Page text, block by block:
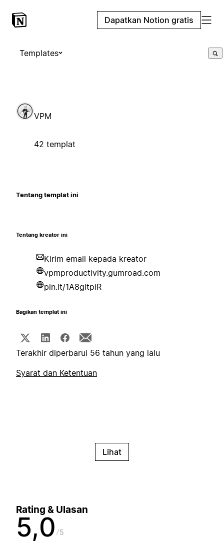
Dapatkan Notion gratis
Templates
VPM
42 templat
Tentang templat ini
Tentang kreator ini
Kirim email kepada kreator
vpmproductivity.gumroad.com
pin.it/1A8gltpiR
Bagikan templat ini
Terakhir diperbarui 56 tahun yang lalu
Syarat dan Ketentuan
Lihat
Rating & Ulasan
5,0 5